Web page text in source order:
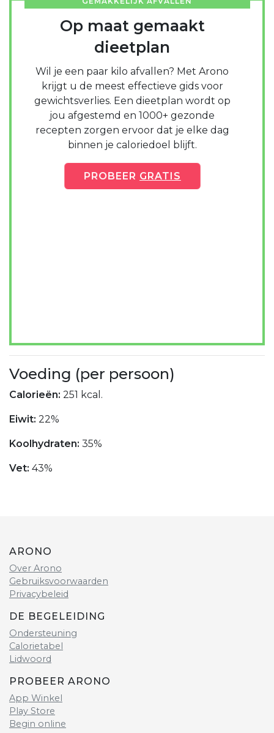
Op maat gemaakt
dieetplan
Wil je een paar kilo afvallen? Met Arono
krijgt u de meest effectieve gids voor
gewichtsverlies. Een dieetplan wordt op
jou afgestemd en 1000+ gezonde
recepten zorgen ervoor dat je elke dag
binnen je caloriedoel blijft.
PROBEER GRATIS
Voeding (per persoon)
Calorieën: 251 kcal.
Eiwit: 22%
Koolhydraten: 35%
Vet: 43%
ARONO
Over Arono
Gebruiksvoorwaarden
Privacybeleid
DE BEGELEIDING
Ondersteuning
Calorietabel
Lidwoord
PROBEER ARONO
App Winkel
Play Store
Begin online